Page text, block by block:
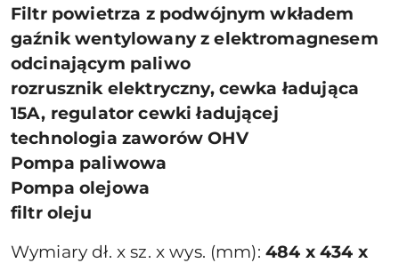
Filtr powietrza z podwójnym wkładem
gaźnik wentylowany z elektromagnesem
odcinającym paliwo
rozrusznik elektryczny, cewka ładująca
15A, regulator cewki ładującej
technologia zaworów OHV
Pompa paliwowa
Pompa olejowa
filtr oleju
Wymiary dł. x sz. x wys. (mm): 484 x 434 x